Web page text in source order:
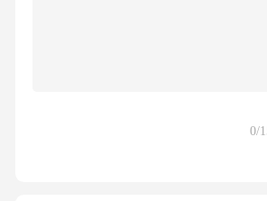
有效。联合用药禁忌分层镇痛
首选对乙酰氨基酚或非甾体抗
0/